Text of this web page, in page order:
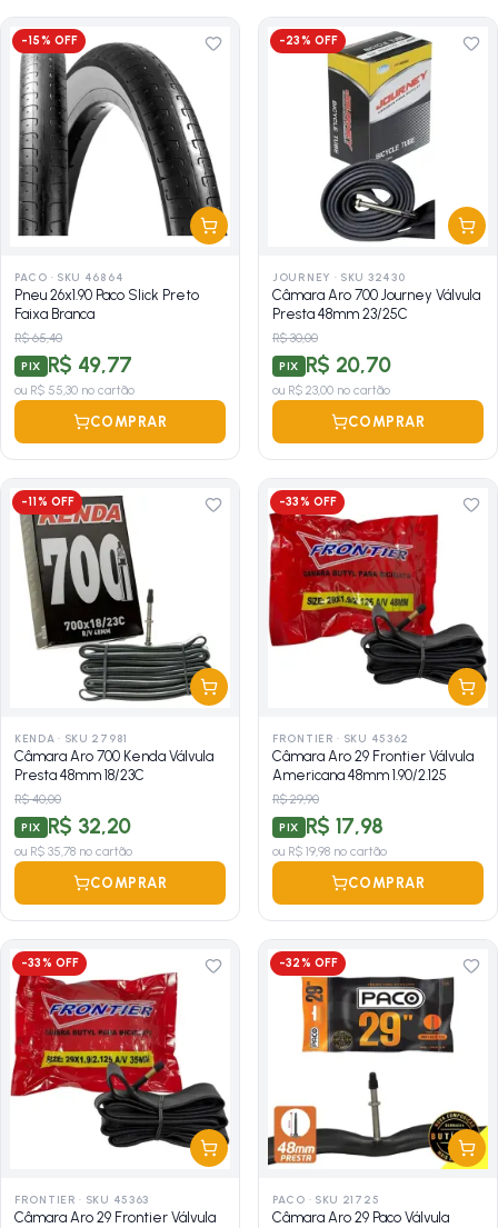
-15% OFF
PACO · SKU 46864
Pneu 26x1.90 Paco Slick Preto
Faixa Branca
R$ 65,40
PIX R$ 49,77
ou R$ 55,30 no cartão
COMPRAR
-23% OFF
JOURNEY · SKU 32430
Câmara Aro 700 Journey Válvula
Presta 48mm 23/25C
R$ 30,00
PIX R$ 20,70
ou R$ 23,00 no cartão
COMPRAR
-11 % OFF
KENDA · SKU 27981
Câmara Aro 700 Kenda Válvula
Presta 48mm 18/23C
R$ 40,00
PIX R$ 32,20
ou R$ 35,78 no cartão
COMPRAR
-33% OFF
FRONTIER · SKU 45362
Câmara Aro 29 Frontier Válvula
Americana 48mm 1.90/2.125
R$ 29,90
PIX R$ 17,98
ou R$ 19,98 no cartão
COMPRAR
-33% OFF
FRONTIER · SKU 45363
Câmara Aro 29 Frontier Válvula
-32% OFF
PACO · SKU 21725
Câmara Aro 29 Paco Válvula